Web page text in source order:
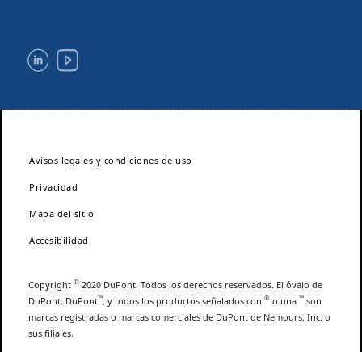
Avisos legales y condiciones de uso
Privacidad
Mapa del sitio
Accesibilidad
Copyright © 2020 DuPont. Todos los derechos reservados. El óvalo de
DuPont, DuPont™, y todos los productos señalados con ® o una ™ son
marcas registradas o marcas comerciales de DuPont de Nemours, Inc. o
sus filiales.